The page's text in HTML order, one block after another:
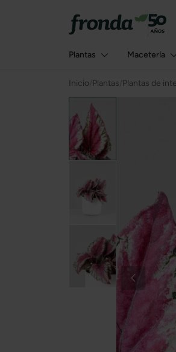
Plantas Macetería
Inicio Plantas Plantas de